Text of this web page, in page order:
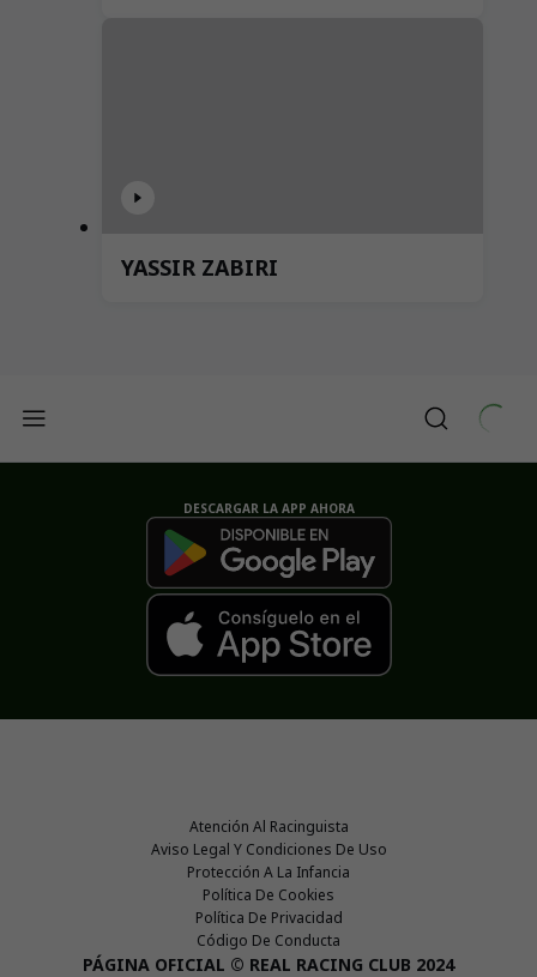
YASSIR ZABIRI
DESCARGAR LA APP AHORA
Atención Al Racinguista
Aviso Legal Y Condiciones De Uso
Protección A La Infancia
Política De Cookies
Política De Privacidad
Código De Conducta
PÁGINA OFICIAL © REAL RACING CLUB 2024